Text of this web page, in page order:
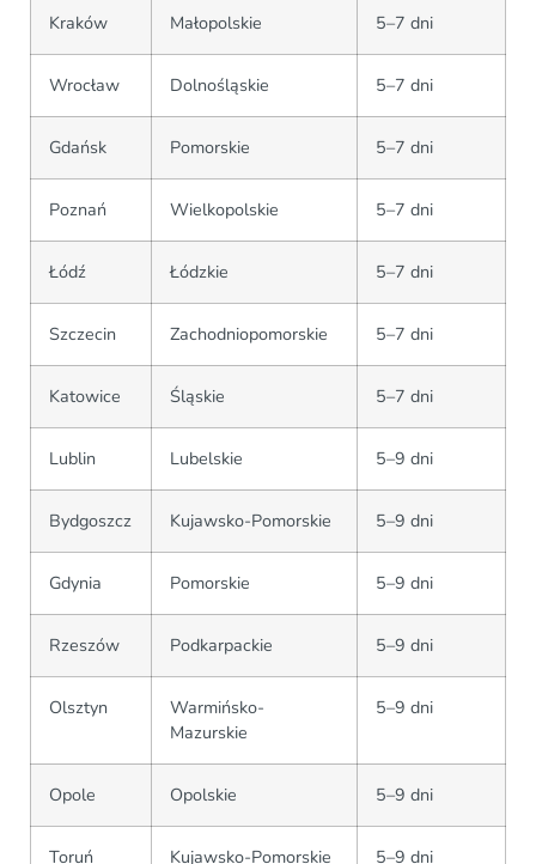
Kraków Małopolskie 5–7 dni
Wrocław Dolnośląskie 5–7 dni
Gdańsk Pomorskie 5–7 dni
Poznań Wielkopolskie 5–7 dni
Łódź Łódzkie 5–7 dni
Szczecin Zachodniopomorskie 5–7 dni
Katowice Śląskie 5–7 dni
Lublin Lubelskie 5–9 dni
Bydgoszcz Kujawsko-Pomorskie 5–9 dni
Gdynia Pomorskie 5–9 dni
Rzeszów Podkarpackie 5–9 dni
Olsztyn
Warmińsko-
Mazurskie
5–9 dni
Opole Opolskie 5–9 dni
Toruń Kujawsko-Pomorskie 5–9 dni